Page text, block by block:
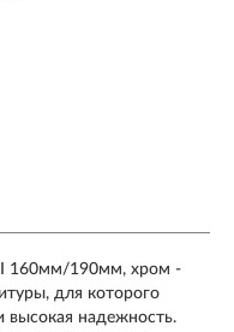
160мм/190мм, хром -
для которого
высокая надежность.